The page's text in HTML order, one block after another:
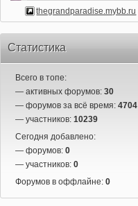
thegrandparadise.mybb.ru
Статистика
Всего в топе:
— активных форумов: 30
— форумов за всё время: 4704
— участников: 10239
Сегодня добавлено:
— форумов: 0
— участников: 0
Форумов в оффлайне: 0